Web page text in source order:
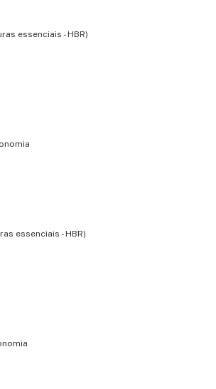
essenciais - HBR)
essenciais - HBR)